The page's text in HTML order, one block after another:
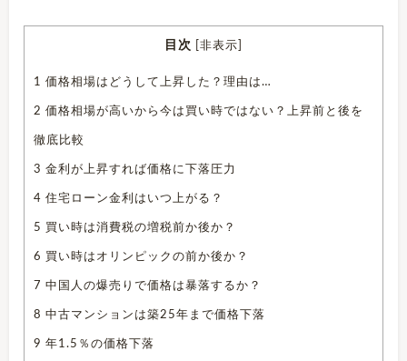
目次 非表示
1 価格相場はどうして上昇した？理由は…
2 価格相場が高いから今は買い時ではない？上昇前と後を
徹底比較
3 金利が上昇すれば価格に下落圧力
4 住宅ローン金利はいつ上がる？
5 買い時は消費税の増税前か後か？
6 買い時はオリンピックの前か後か？
7 中国人の爆売りで価格は暴落するか？
8 中古マンションは築25年まで価格下落
9 年1.5％の価格下落